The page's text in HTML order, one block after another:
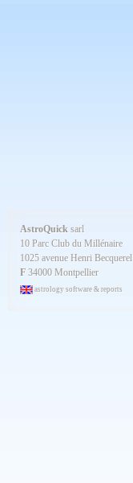
AstroQuick sarl
10 Parc Club du Millénaire
1025 avenue Henri Becquerel
F 34000 Montpellier
astrology software & reports